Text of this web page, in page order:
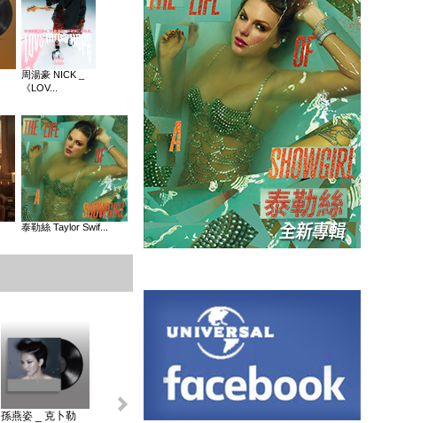
周湯豪 NICK _
《LOV...
泰勒絲 Taylor Swif...
孫燕姿 _ 克卜勒